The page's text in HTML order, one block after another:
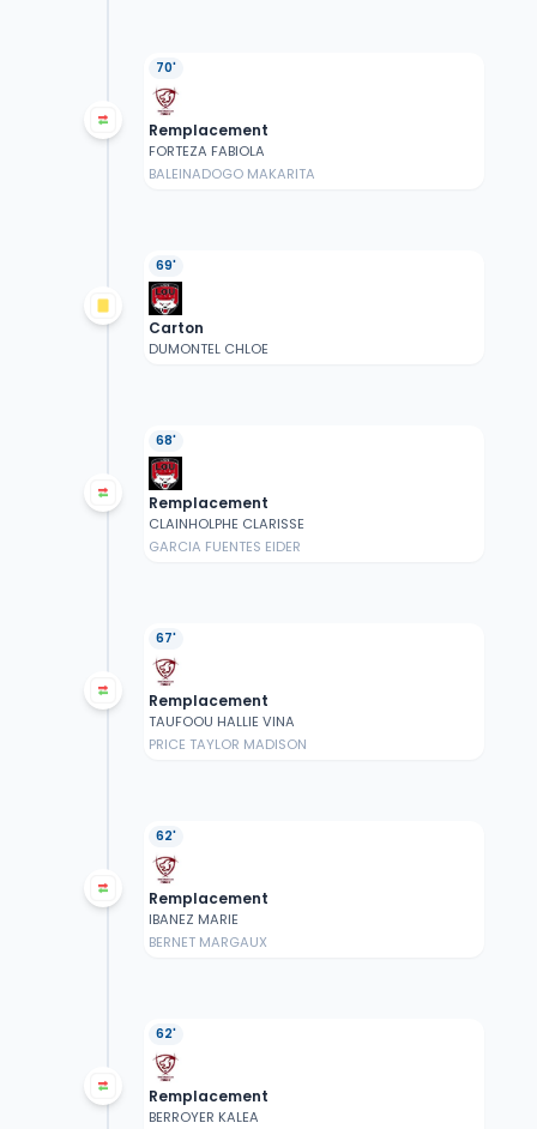
70'
Remplacement
FORTEZA FABIOLA
BALEINADOGO MAKARITA
69'
Carton
DUMONTEL CHLOE
68'
Remplacement
CLAINHOLPHE CLARISSE
GARCIA FUENTES EIDER
67'
Remplacement
TAUFOOU HALLIE VINA
PRICE TAYLOR MADISON
62'
Remplacement
IBANEZ MARIE
BERNET MARGAUX
62'
Remplacement
BERROYER KALEA